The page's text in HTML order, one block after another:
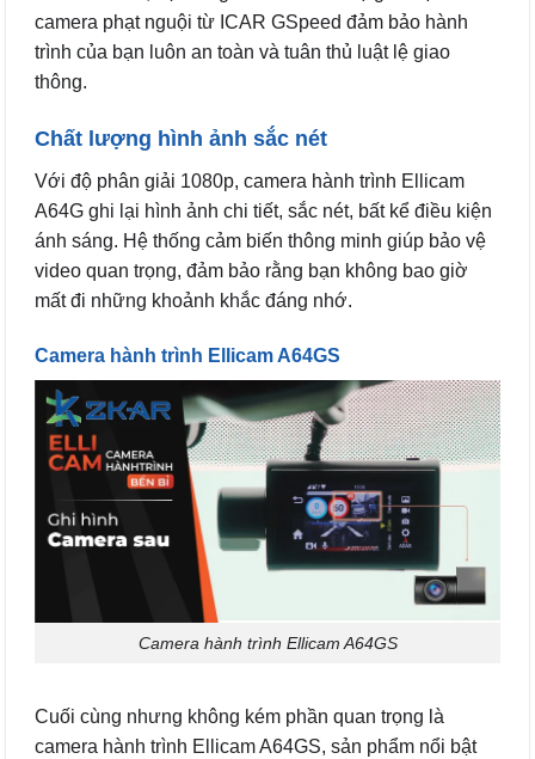
camera phạt nguội từ ICAR GSpeed đảm bảo hành
trình của bạn luôn an toàn và tuân thủ luật lệ giao
thông.
Chất lượng hình ảnh sắc nét
Với độ phân giải 1080p, camera hành trình Ellicam
A64G ghi lại hình ảnh chi tiết, sắc nét, bất kể điều kiện
ánh sáng. Hệ thống cảm biến thông minh giúp bảo vệ
video quan trọng, đảm bảo rằng bạn không bao giờ
mất đi những khoảnh khắc đáng nhớ.
Camera hành trình Ellicam A64GS
Camera hành trình Ellicam A64GS
Cuối cùng nhưng không kém phần quan trọng là
camera hành trình Ellicam A64GS, sản phẩm nổi bật